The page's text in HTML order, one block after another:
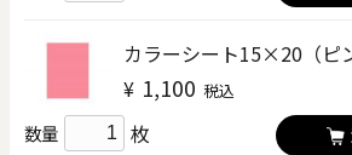
カラーシート15×20（ピ
¥ 1,100 税込
数量 枚